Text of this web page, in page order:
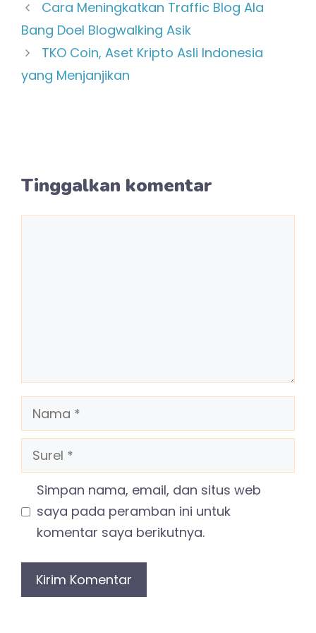
Cara Meningkatkan Traffic Blog Ala
Bang Doel Blogwalking Asik
TKO Coin, Aset Kripto Asli Indonesia
yang Menjanjikan
Tinggalkan komentar
Nama
Surel
Simpan nama, email, dan situs web
saya pada peramban ini untuk
komentar saya berikutnya.